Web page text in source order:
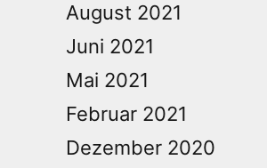
August 2021
Juni 2021
Mai 2021
Februar 2021
Dezember 2020